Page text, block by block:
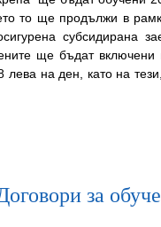
то ще продължи в
субсидирана
ще бъдат
лева на ден, като на
за